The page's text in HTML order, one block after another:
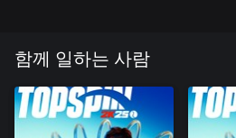
비스/기능/멀티플레이어 서비스 등 양
이용하려면 일회용 시리얼 코드와 추가
능한 온라인 계정 등록(최소 연령은 다
습니다. www.take2games.com/legal과
www.take2games.com/privacy에서 자
함께 일하는 사람